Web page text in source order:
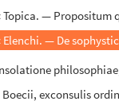
Topica. — Propositum
Elenchi. — De
Boecii, exconsulis